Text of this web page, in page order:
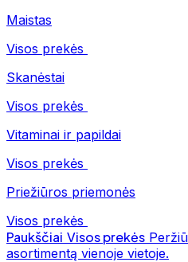
Maistas
Visos prekės
Skanėstai
Visos prekės
Vitaminai ir papildai
Visos prekės
Priežiūros priemonės
Visos prekės
Paukščiai Visos prekės
asortimentą vienoje vietoje.